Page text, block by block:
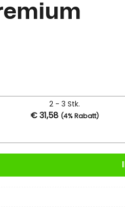
2 - 3 Stk.
€31,58 (4% Rabatt)